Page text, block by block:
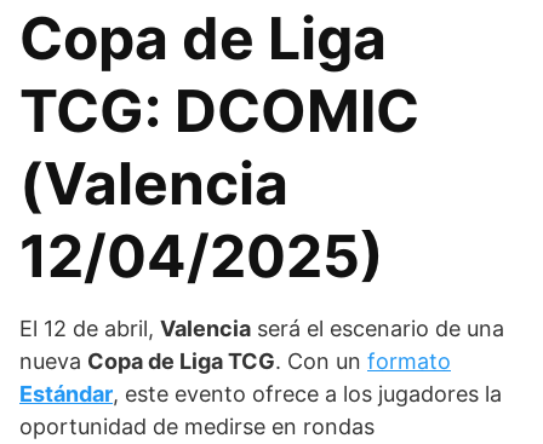
Copa de Liga
TCG: DCOMIC
(Valencia
12/04/2025)
El 12 de abril, Valencia será el escenario de una
nueva Copa de Liga TCG. Con un formato
Estándar, este evento ofrece a los jugadores la
oportunidad de medirse en rondas